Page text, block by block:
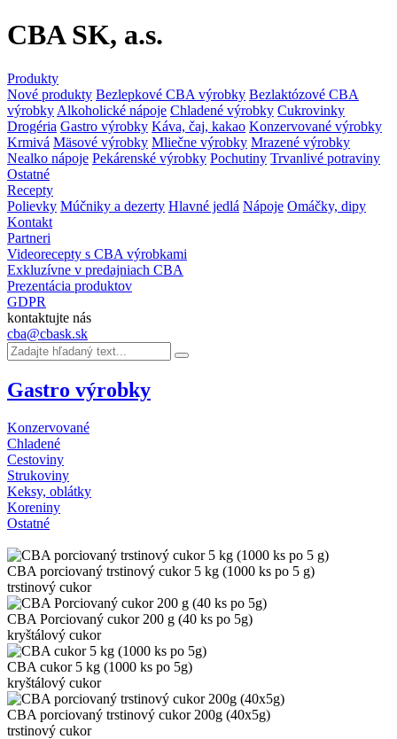
CBA SK, a.s.
Produkty
Nové produkty Bezlepkové CBA výrobky Bezlaktózové CBA
výrobky Alkoholické nápoje Chladené výrobky Cukrovinky
Drogéria Gastro výrobky Káva, čaj, kakao Konzervované výrobky
Krmivá Mäsové výrobky Mliečne výrobky Mrazené výrobky
Nealko nápoje Pekárenské výrobky Pochutiny Trvanlivé potraviny
Ostatné
Recepty
Polievky Múčniky a dezerty Hlavné jedlá Nápoje Omáčky, dipy
Kontakt
Partneri
Videorecepty s CBA výrobkami
Exkluzívne v predajniach CBA
Prezentácia produktov
GDPR
kontaktujte nás
cba@cbask.sk
Gastro výrobky
Konzervované
Chladené
Cestoviny
Strukoviny
Keksy, oblátky
Koreniny
Ostatné
CBA porciovaný trstinový cukor 5 kg (1000 ks po 5 g)
trstinový cukor
CBA Porciovaný cukor 200 g (40 ks po 5g)
kryštálový cukor
CBA cukor 5 kg (1000 ks po 5g)
kryštálový cukor
CBA porciovaný trstinový cukor 200g (40x5g)
trstinový cukor